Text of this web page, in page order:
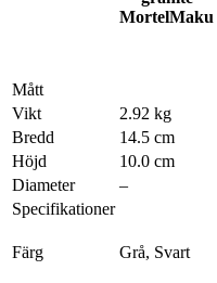
MortelMaku
Mått
Vikt
2.92 kg
Bredd
14.5 cm
Höjd
10.0 cm
Diameter
–
Specifikationer
Färg Grå, Svart